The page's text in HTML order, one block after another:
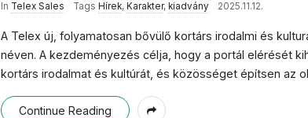
In Telex Sales Tags Hírek, Karakter, kiadvány 2025.11.12.
A Telex új, folyamatosan bővülő kortárs irodalmi és
néven. A kezdeményezés célja, hogy a portál elérését
kortárs irodalmat és kultúrát, és közösséget építsen az
Continue Reading